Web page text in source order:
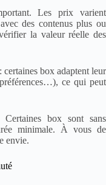
Les prix varient
des contenus plus ou
la valeur réelle des
certaines box adaptent leur
ce qui peut
Certaines box sont sans
minimale. À vous de
envie.